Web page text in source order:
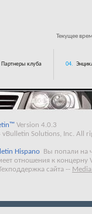
Текущее
Партнеры клуба 04.
Version 4.0.3
Solutions, Inc. All
Hispano
Вы попали на
отношения к концерну
сайта --